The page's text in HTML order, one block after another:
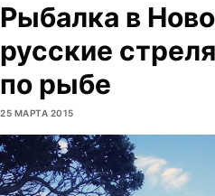
Рыбалка в
русские
по рыбе
25 МАРТА 2015